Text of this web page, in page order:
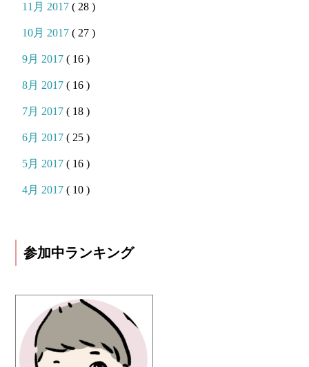
11月 2017( 28 )
10月 2017( 27 )
9月 2017( 16 )
8月 2017( 16 )
7月 2017( 18 )
6月 2017( 25 )
5月 2017( 16 )
4月 2017( 10 )
参加中ランキング